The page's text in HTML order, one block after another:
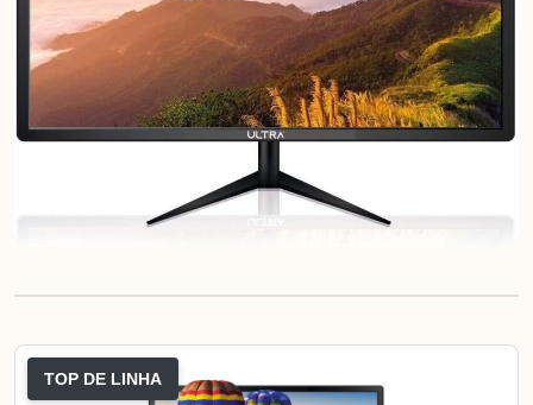
TOP DE LINHA